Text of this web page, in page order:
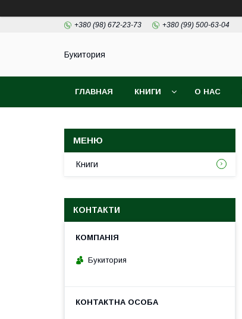
+380 (98) 672-23-73 +380 (99) 500-63-04
Букитория
ГЛАВНАЯ КНИГИ О НАС
Книги
КОНТАКТИ
Букитория